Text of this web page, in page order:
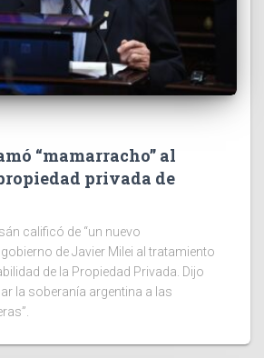
“mamarracho” al
privada de
calificó de “un nuevo
de Javier Milei al tratamiento
de la Propiedad Privada. Dijo
la soberanía argentina a las